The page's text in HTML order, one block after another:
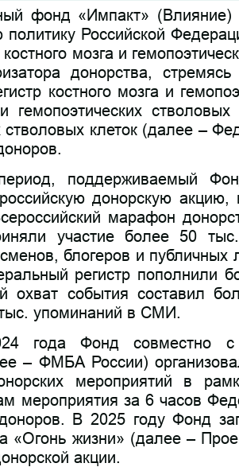
фонд «Импакт»
политику Российской
мозга и
донорства,
костного мозга и
гемопоэтических
стволовых клеток (далее –
поддерживаемый
донорскую
марафон
участие более 50
блогеров и
регистр пополнили
охват события составил
упоминаний в СМИ.
года Фонд совместно с
– ФМБА России)
мероприятий в
мероприятия за 6 часов
В 2025 году Фонд
«Огонь жизни» (далее –
акции.